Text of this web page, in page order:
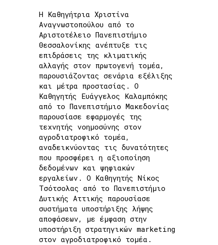
Η Καθηγήτρια Χριστίνα
Αναγνωστοπούλου από το
Αριστοτέλειο Πανεπιστήμιο
Θεσσαλονίκης ανέπτυξε τις
επιδράσεις της κλιματικής
αλλαγής στον πρωτογενή τομέα,
παρουσιάζοντας σενάρια εξέλιξης
και μέτρα προστασίας. Ο
Καθηγητής Ευάγγελος Καλαμπόκης
από το Πανεπιστήμιο Μακεδονίας
παρουσίασε εφαρμογές της
τεχνητής νοημοσύνης στον
αγροδιατροφικό τομέα,
αναδεικνύοντας τις δυνατότητες
που προσφέρει η αξιοποίηση
δεδομένων και ψηφιακών
εργαλείων. Ο Καθηγητής Νίκος
Τσότσολας από το Πανεπιστήμιο
Δυτικής Αττικής παρουσίασε
συστήματα υποστήριξης λήψης
αποφάσεων, με έμφαση στην
υποστήριξη στρατηγικών marketing
στον αγροδιατροφικό τομέα.